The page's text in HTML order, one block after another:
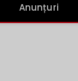
Anunțuri